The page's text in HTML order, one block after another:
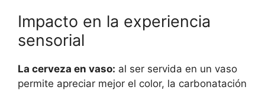
Impacto en la experiencia
sensorial
La cerveza en vaso: al ser servida en un vaso
permite apreciar mejor el color, la carbonatación